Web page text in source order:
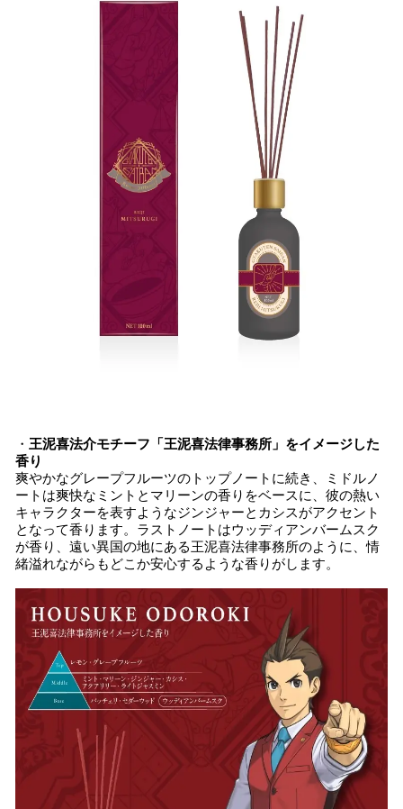
・ 王泥喜法介モチーフ「王泥喜法律事務所」をイメージした
香り
爽やかなグレープフルーツのトップノートに続き、ミドルノ
ートは爽快なミントとマリーンの香りをベースに、彼の熱い
キャラクターを表すようなジンジャーとカシスがアクセント
となって香ります。ラストノートはウッディアンバームスク
が香り、遠い異国の地にある王泥喜法律事務所のように、情
緒溢れながらもどこか安心するような香りがします。